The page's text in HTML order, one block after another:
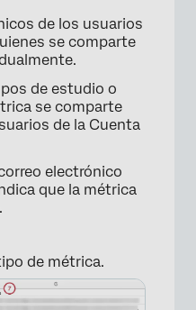
de los usuarios
se comparte
de estudio o
se comparte
de la Cuenta
electrónico
que la métrica
de métrica.